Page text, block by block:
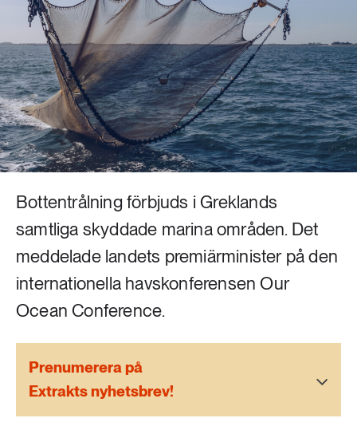
Mat & jordbruk
Skog
Social hållbarhet
Transport
252 ARTIKLAR
Landsbygd
939 ARTIKLAR
Livsstil & konsumtion
612 ARTIKLAR
262 ARTIKLAR
Skog
Social hållbarhet
189 ARTIKLAR
Transport
Bottentrålning förbjuds i Greklands
samtliga skyddade marina områden. Det
meddelade landets premiärminister på den
internationella havskonferensen Our
Ocean Conference.
Prenumerera på
Extrakts nyhetsbrev!